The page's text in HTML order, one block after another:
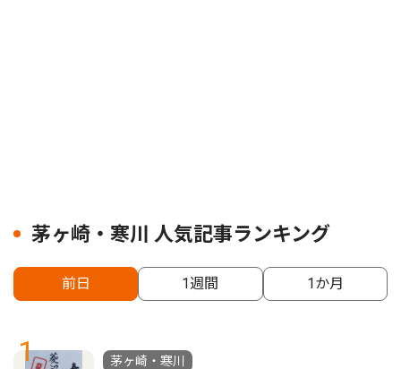
茅ヶ崎・寒川 人気記事ランキング
前日 1週間 1か月
1
茅ヶ崎・寒川